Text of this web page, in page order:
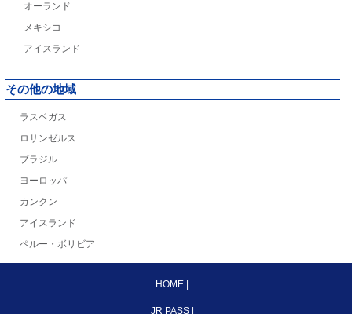
オーランド
メキシコ
アイスランド
その他の地域
ラスベガス
ロサンゼルス
ブラジル
ヨーロッパ
カンクン
アイスランド
ペルー・ボリビア
HOME
JR PASS|